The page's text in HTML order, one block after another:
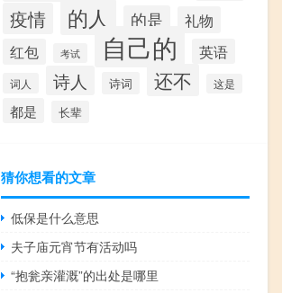
疫情 的人 的是 礼物
红包 考试 自己的 英语
词人 诗人 诗词 还不 这是
都是 长辈
猜你想看的文章
低保是什么意思
夫子庙元宵节有活动吗
“抱瓮亲灌溉”的出处是哪里